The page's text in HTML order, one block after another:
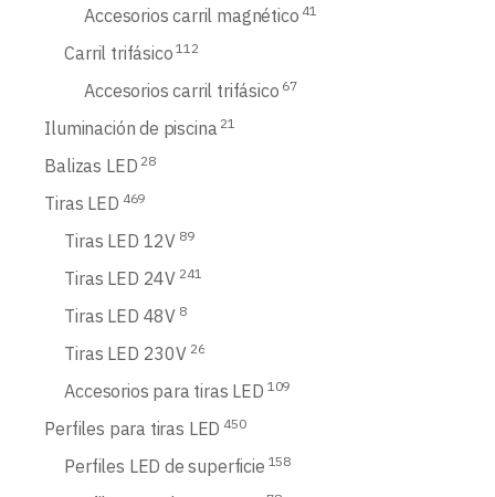
Accesorios carril magnético 41
Carril trifásico 112
Accesorios carril trifásico 67
Iluminación de piscina 21
Balizas LED 28
Tiras LED 469
Tiras LED 12V 89
Tiras LED 24V 241
Tiras LED 48V 8
Tiras LED 230V 26
Accesorios para tiras LED 109
Perfiles para tiras LED 450
Perfiles LED de superficie 158